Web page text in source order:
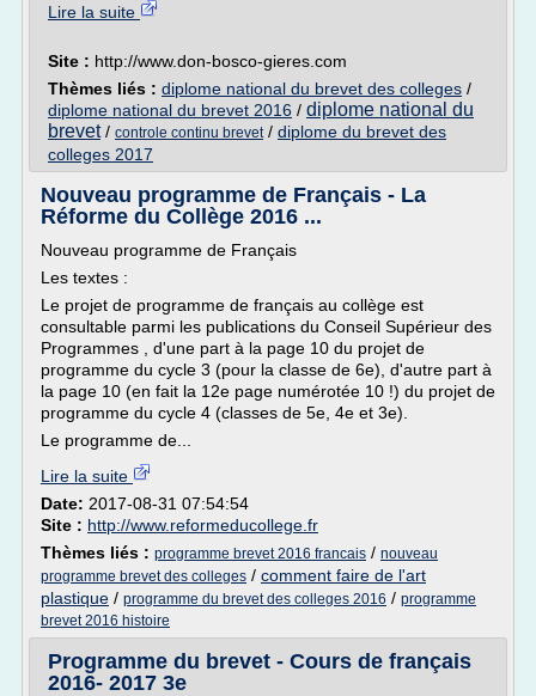
Lire la suite
Site : http://www.don-bosco-gieres.com
Thèmes liés : diplome national du brevet des colleges /
diplome national du brevet 2016 / diplome national du
brevet/ controle continu brevet/ diplome du brevet des
colleges 2017
Nouveau programme de Français - La
Réforme du Collège 2016 ...
Nouveau programme de Français
Les textes :
Le projet de programme de français au collège est
consultable parmi les publications du Conseil Supérieur des
Programmes , d'une part à la page 10 du projet de
programme du cycle 3 (pour la classe de 6e), d'autre part à
la page 10 (en fait la 12e page numérotée 10 !) du projet de
programme du cycle 4 (classes de 5e, 4e et 3e).
Le programme de...
Lire la suite
Date: 2017-08-31 07:54:54
Site : http://www.reformeducollege.fr
Thèmes liés : programme brevet 2016 francais / nouveau
programme brevet des colleges / comment faire de l'art
plastique / programme du brevet des colleges 2016 / programme
brevet 2016 histoire
Programme du brevet - Cours de français
2016- 2017 3e